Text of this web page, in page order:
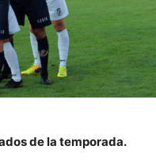
de la temporada.